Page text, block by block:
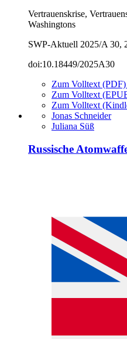
Vertrauenskrise,
Washingtons
SWP-Aktuell 2025/A 30,
doi:10.18449/2025A30
Zum Volltext
Zum Volltext
Zum Volltext
Jonas Schneider
Juliana Süß
Russische